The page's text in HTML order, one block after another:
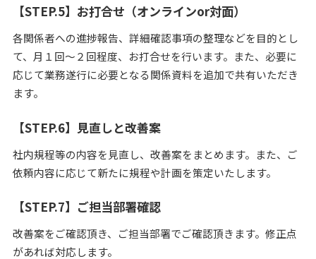
【STEP.5】お打合せ（オンラインor対面）
各関係者への進捗報告、詳細確認事項の整理などを目的とし
て、月１回～２回程度、お打合せを行います。また、必要に
応じて業務遂行に必要となる関係資料を追加で共有いただき
ます。
【STEP.6】見直しと改善案
社内規程等の内容を見直し、改善案をまとめます。また、ご
依頼内容に応じて新たに規程や計画を策定いたします。
【STEP.7】ご担当部署確認
改善案をご確認頂き、ご担当部署でご確認頂きます。修正点
があれば対応します。